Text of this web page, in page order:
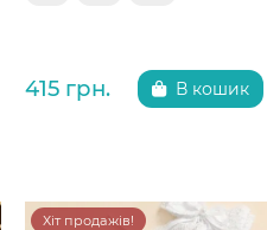
415 грн. В кошик
Хіт продажів!